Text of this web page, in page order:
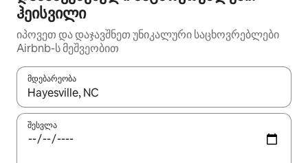
ჰეისვილი
იპოვეთ და დაჯავშნეთ უნიკალური საცხოვრებლები
Airbnb-ს მეშვეობით
მდებარეობა
როცა შედეგები ხელმისაწვდომი გახდება, ნავიგაციისთვის
შესვლა